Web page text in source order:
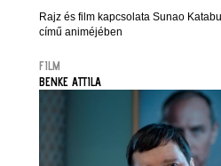
Rajz és film kapcsolata Sunao
című animéjében
FILM
BENKE ATTILA